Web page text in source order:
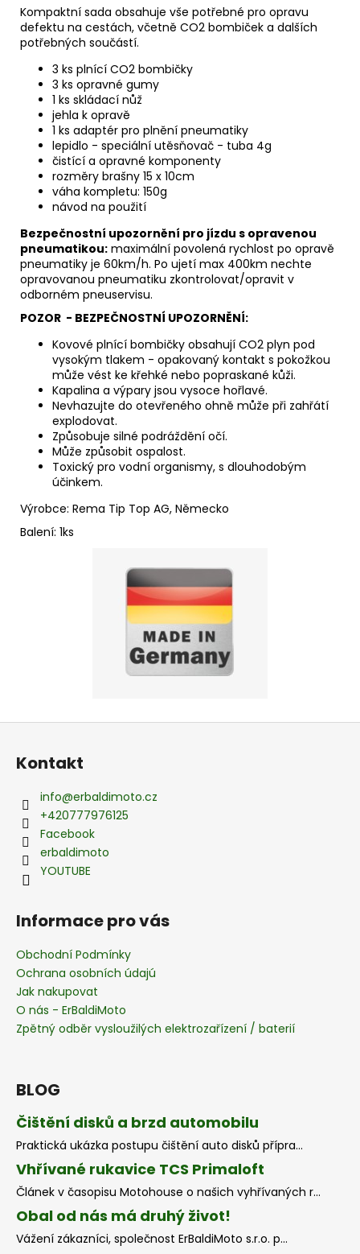
Kompaktní sada obsahuje vše potřebné pro opravu
defektu na cestách, včetně CO2 bombiček a dalších
potřebných součástí.
3 ks plnící CO2 bombičky
3 ks opravné gumy
1 ks skládací nůž
jehla k opravě
1 ks adaptér pro plnění pneumatiky
lepidlo - speciální utěsňovač - tuba 4g
čistící a opravné komponenty
rozměry brašny 15 x 10cm
váha kompletu: 150g
návod na použití
Bezpečnostní upozornění pro jízdu s opravenou
pneumatikou: maximální povolená rychlost po opravě
pneumatiky je 60km/h. Po ujetí max 400km nechte
opravovanou pneumatiku zkontrolovat/opravit v
odborném pneuservisu.
POZOR - BEZPEČNOSTNÍ UPOZORNĚNÍ:
Kovové plnící bombičky obsahují CO2 plyn pod
vysokým tlakem - opakovaný kontakt s pokožkou
může vést ke křehké nebo popraskané kůži.
Kapalina a výpary jsou vysoce hořlavé.
Nevhazujte do otevřeného ohně může při zahřátí
explodovat.
Způsobuje silné podráždění očí.
Může způsobit ospalost.
Toxický pro vodní organismy, s dlouhodobým
účinkem.
Výrobce: Rema Tip Top AG, Německo
Balení: 1ks
Z
Kontakt
info@erbaldimoto.cz
+420777976125
Facebook
erbaldimoto
YOUTUBE
Informace pro vás
Obchodní Podmínky
Ochrana osobních údajú
Jak nakupovat
O nás - ErBaldiMoto
Zpětný odběr vysloužilých elektrozařízení / baterií
BLOG
Čištění disků a brzd automobilu
Praktická ukázka postupu čištění auto disků přípra...
Vhřívané rukavice TCS Primaloft
Článek v časopisu Motohouse o našich vyhřívaných r...
Obal od nás má druhý život!
Vážení zákazníci, společnost ErBaldiMoto s.r.o. p...